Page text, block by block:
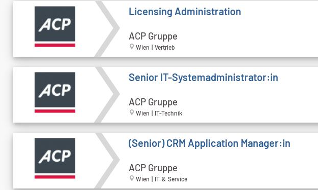
Licensing Administration
ACP Gruppe
Wien | Vertrieb
Senior IT-Systemadministrator:in
ACP Gruppe
Wien | IT-Technik
(Senior) CRM Application Manager:in
ACP Gruppe
Wien | IT & Service